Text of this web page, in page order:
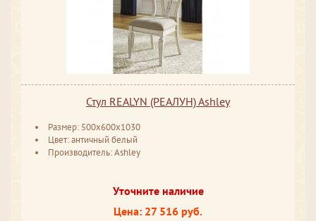
Стул REALYN (РЕАЛУН) Ashley
Размер: 500x600x1030
Цвет: античный белый
Производитель: Ashley
Уточните наличие
Цена: 27 516 руб.